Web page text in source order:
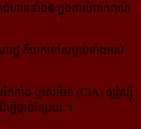
ានទាំង៥ ក្នុងការ​បំពាក់​ពណ៌​
រដ្ឋ គឺយកទៅសម្លាប់ទាំងអស់
កាំង ឬសេអីអា (CIA) ឲ្យរ៉ូស្ស៊ី
ផ្តាច់ខ្សែរយៈ។